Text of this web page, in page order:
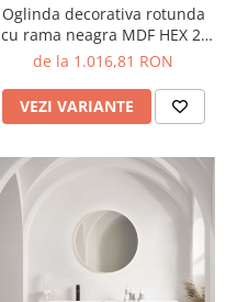
Oglinda decorativa rotunda
cu rama neagra MDF HEX 2,
diametru 50 cm - O'VIRRO
de la 1.016,81 RON
VEZI VARIANTE